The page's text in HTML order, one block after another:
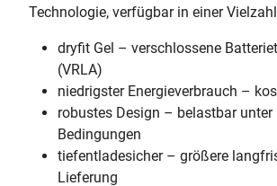
Technologie, verfügbar in einer
dryfit Gel – verschlossene
(VRLA)
niedrigster Energieverbrauch –
robustes Design – belastbar unter
Bedingungen
tiefentladesicher – größere
Lieferung